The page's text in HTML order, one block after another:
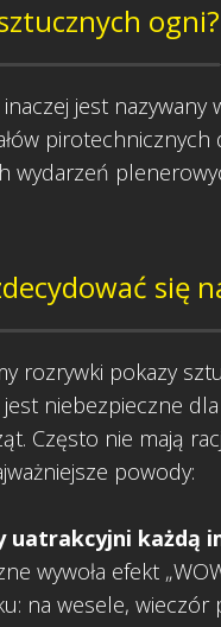
ogni?
jest
wydarzeń
się
rozrywki pokazy
niebezpieczne
Często nie mają
powody:
uatrakcyjni każdą
wywoła efekt
na wesele,